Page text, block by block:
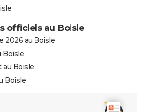
officiels au Boisle
2026 au Boisle
Boisle
au Boisle
Boisle